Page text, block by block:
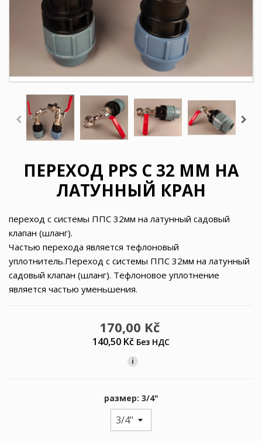
ПЕРЕХОД PPS С 32 ММ НА
ЛАТУННЫЙ КРАН
переход с системы ППС 32мм на латунный садовый
клапан (шланг).
Частью перехода является тефлоновый
уплотнитель.Переход с системы ППС 32мм на латунный
садовый клапан (шланг). Тефлоновое уплотнение
является частью уменьшения.
170,00 Kč
140,50 Kč Без НДС
i
размер: 3/4"